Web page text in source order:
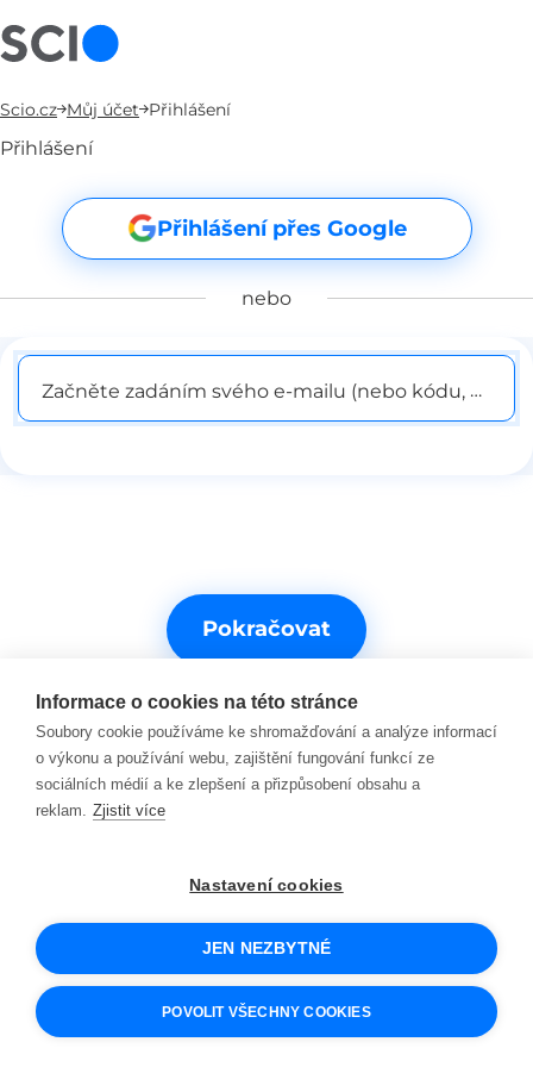
Scio.cz Můj účet Přihlášení
Přihlášení
Přihlášení přes Google
nebo
Začněte zadáním svého e-mailu (nebo kódu,
Pokračovat
Potřebujete s něčím pomoct?
Obchodní podmínky
Cookies a jak je používáme
Ochrana osobních údajů
Informace o cookies na této stránce
Soubory cookie používáme ke shromažďování a analýze informací
o výkonu a používání webu, zajištění fungování funkcí ze
sociálních médií a ke zlepšení a přizpůsobení obsahu a
reklam. Zjistit více
Nastavení cookies
JEN NEZBYTNÉ
POVOLIT VŠECHNY COOKIES